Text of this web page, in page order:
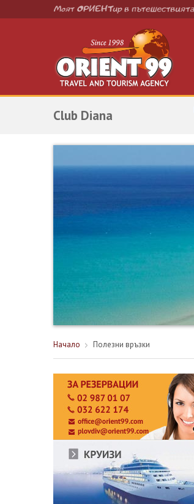
Club Diana
Начало Полезни връзки